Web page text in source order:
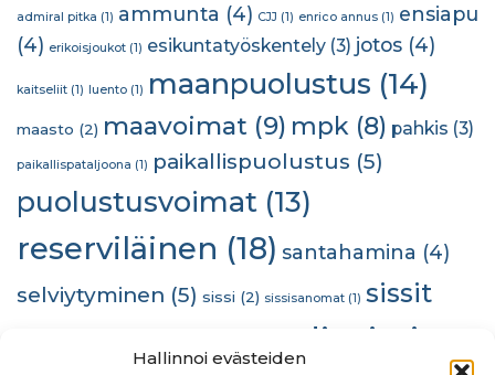
Hallinnoi evästeiden
admiral pitka (1) ammunta (4) CJJ (1) enrico annus (1) ensiapu
(4) erikoisjoukot (1) esikuntatyöskentely (3) jotos (4)
kaitseliit (1) luento (1) maanpuolustus (14)
maasto (2) maavoimat (9) mpk (8) pahkis (3)
paikallispataljoona (1) paikallispuolustus (5)
puolustusvoimat (13)
reserviläinen (18) santahamina (4)
selviytyminen (5) sissi (2) sissisanomat (1) sissit
stadinsissit